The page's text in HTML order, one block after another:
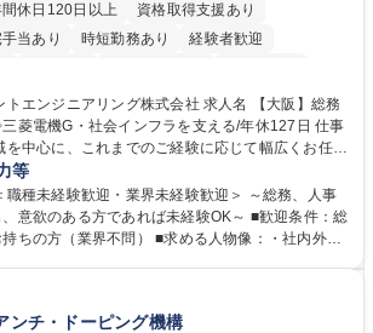
間休日120日以上
資格取得支援あり
当あり 時短勤務あり
経験者歓迎
休み 服装自由 寮・社宅あり 食事補助あり
アリング株式会社 求人名 【大阪】総務
電機G・社会インフラを支える/年休127日 仕事
を中心に、これまでのご経験に応じて幅広くお任せ
理など）
利厚生運用 など ※基本的には事務所勤務ですが、
により、関西圏以外への日帰り・宿泊を伴う国内
当業務を持ちつつ、お互いに助け合いながら、総
等
職種未経験歓迎・業界未経験歓迎＞ ～総務、人事
意欲のある方であれば未経験OK～ ■歓迎条件：総
不問） ■求める人物像：・社内外の
ンチ・ドーピング機構